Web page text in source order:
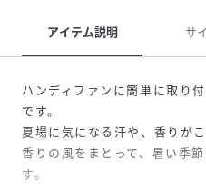
アイテム説明 サ
ハンディファンに簡単に取り
です。
夏場に気になる汗や、香りが
香りの風をまとって、暑い季
す。